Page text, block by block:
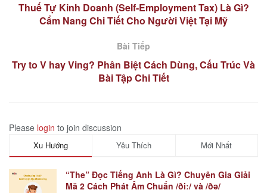
Thuế Tự Kinh Doanh (Self-Employment Tax) Là Gì?
Cẩm Nang Chi Tiết Cho Người Việt Tại Mỹ
Bài Tiếp
Try to V hay Ving? Phân Biệt Cách Dùng, Cấu Trúc Và
Bài Tập Chi Tiết
Please login to join discussion
Xu Hướng Yêu Thích Mới Nhất
“The” Đọc Tiếng Anh Là Gì? Chuyên Gia Giải
Mã 2 Cách Phát Âm Chuẩn /ðiː/ và /ðə/